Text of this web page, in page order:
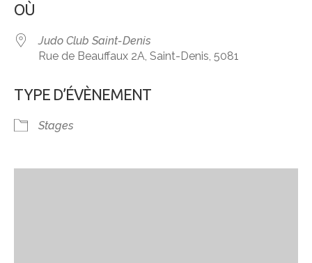
OÙ
Judo Club Saint-Denis
Rue de Beauffaux 2A, Saint-Denis, 5081
TYPE D’ÉVÈNEMENT
Stages